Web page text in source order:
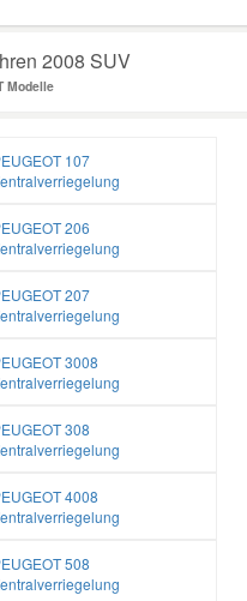
2008 SUV
Modelle
107
206
207
3008
308
4008
508